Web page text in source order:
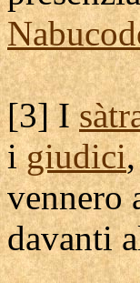
[3] I
igiudici
vennero
davanti